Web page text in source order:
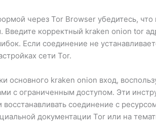
через Tor Browser убедитесь, что
корректный kraken onion tor
Если соединение не
сети Tor.
основного kraken onion вход,
с ограниченным доступом. Эти
восстанавливать соединение с
документации Tor или на